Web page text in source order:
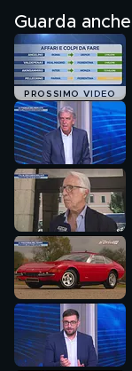
Guarda anche
PROSSIMO VIDEO